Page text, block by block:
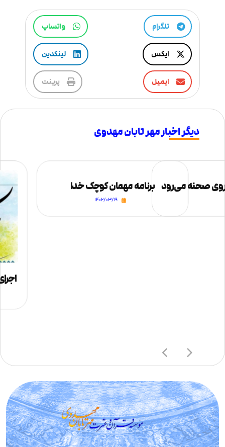
تلگرام واتساپ
ایکس لینکدین
ایمیل پرینت
دیگر اخبار مهر تابان مهدوی
برنامه مهمان کوچک خدا
۱۴۰۲/۰۳/۱۹
صحنه می‌رود